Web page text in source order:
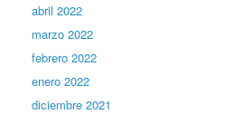
abril 2022
marzo 2022
febrero 2022
enero 2022
diciembre 2021